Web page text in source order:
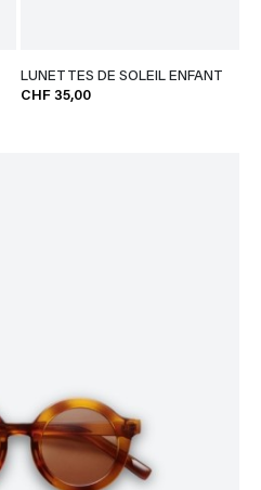
LUNETTES DE SOLEIL ENFANT
CHF 35,00